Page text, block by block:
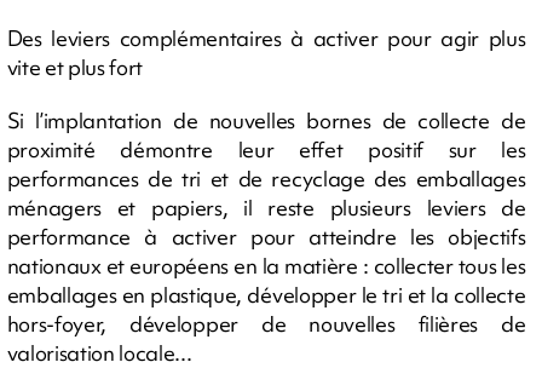
Des leviers complémentaires à activer pour agir plus
vite et plus fort
Si l’implantation de nouvelles bornes de collecte de
proximité démontre leur effet positif sur les
performances de tri et de recyclage des emballages
ménagers et papiers, il reste plusieurs leviers de
performance à activer pour atteindre les objectifs
nationaux et européens en la matière : collecter tous les
emballages en plastique, développer le tri et la collecte
hors-foyer, développer de nouvelles filières de
valorisation locale...